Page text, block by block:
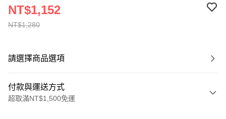
NT$1,280
NT$1,152
請選擇商品選項
付款與運送方式
超取滿NT$1,500免運